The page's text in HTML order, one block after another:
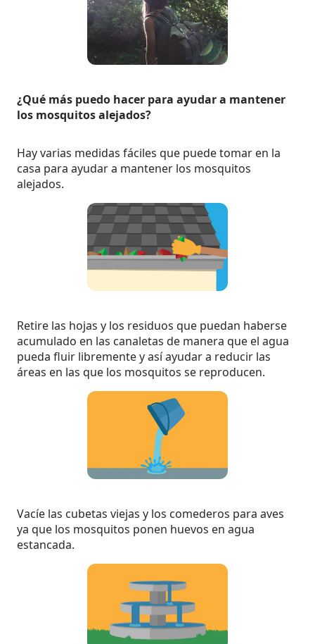
¿Qué más puedo hacer para ayudar a mantener
los mosquitos alejados?
Hay varias medidas fáciles que puede tomar en la
casa para ayudar a mantener los mosquitos
alejados.
Retire las hojas y los residuos que puedan haberse
acumulado en las canaletas de manera que el agua
pueda fluir libremente y así ayudar a reducir las
áreas en las que los mosquitos se reproducen.
Vacíe las cubetas viejas y los comederos para aves
ya que los mosquitos ponen huevos en agua
estancada.